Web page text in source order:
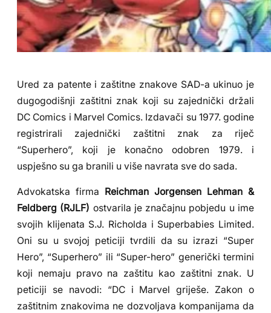
Ured za patente i zaštitne znakove SAD-a ukinuo je
dugogodišnji zaštitni znak koji su zajednički držali
DC Comics i Marvel Comics. Izdavači su 1977. godine
registrirali zajednički zaštitni znak za riječ
“Superhero”, koji je konačno odobren 1979. i
uspješno su ga branili u više navrata sve do sada.
Advokatska firma
Reichman Jorgensen Lehman &
Feldberg (RJLF) ostvarila je značajnu pobjedu u ime
svojih klijenata S.J. Richolda i Superbabies Limited.
Oni su u svojoj peticiji tvrdili da su izrazi “Super
Hero”, “Superhero” ili “Super-hero” generički termini
koji nemaju pravo na zaštitu kao zaštitni znak. U
peticiji se navodi: “DC i Marvel griješe. Zakon o
zaštitnim znakovima ne dozvoljava kompanijama da